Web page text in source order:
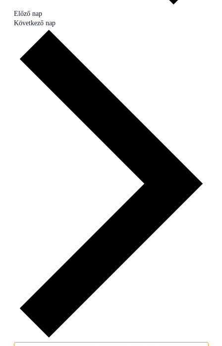
Előző nap
Következő nap